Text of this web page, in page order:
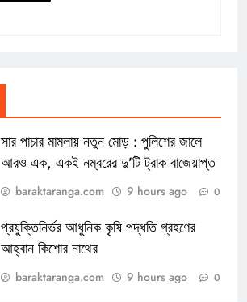
সার পাচার মামলায় নতুন মোড় : পুলিশের জালে
আরও এক, একই নম্বরের দু’টি ট্রাক বাজেয়াপ্ত
baraktaranga.com 9 hours ago 0
প্রযুক্তিনির্ভর আধুনিক কৃষি পদ্ধতি গ্রহণের
আহ্বান কিশোর নাথের
baraktaranga.com 9 hours ago 0